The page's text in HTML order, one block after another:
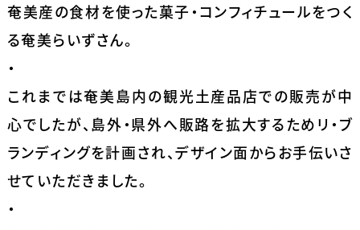
奄美産の食材を使った菓子・コンフィチュールをつく
る奄美らいずさん。
・
これまでは奄美島内の観光土産品店での販売が中
心でしたが、島外・県外へ販路を拡大するためリ・ブ
ランディングを計画され、デザイン面からお手伝いさ
せていただきました。
・